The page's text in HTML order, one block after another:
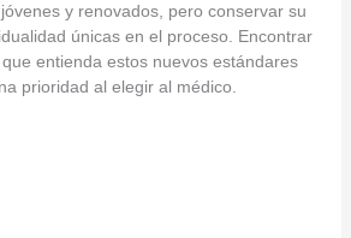
y renovados, pero conservar su
únicas en el proceso. Encontrar
entienda estos nuevos estándares
prioridad al elegir al médico.